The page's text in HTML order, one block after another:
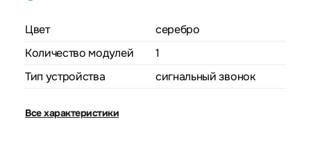
Цвет
серебро
Количество модулей
1
Тип устройства
сигнальный звонок
Все характеристики